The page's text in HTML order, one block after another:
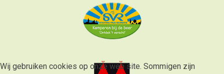
Wij gebruiken cookies op onze web site. Sommigen zijn